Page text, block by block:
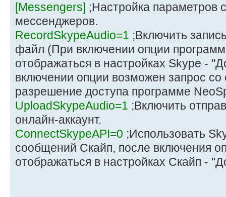
[Messengers] ;Настройка параметров
мессенджеров.
RecordSkypeAudio=1 ;Включить
файл (При включении опции
отображаться в настройках Skype -
включении опции возможен запрос
разрешение доступа программе
UploadSkypeAudio=1 ;Включить
онлайн-аккаунт.
ConnectSkypeAPI=0 ;Использовать
сообщений Скайп, после включения
отображаться в настройках Скайп -